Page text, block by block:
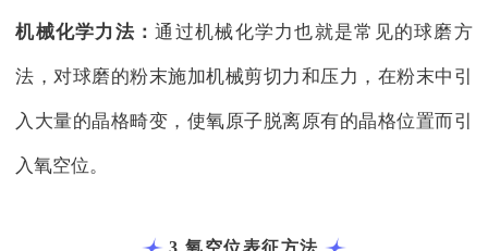
机械化学力法：通过机械化学力也就是常见的球磨方
法，对球磨的粉末施加机械剪切力和压力，在粉末中引
入大量的晶格畸变，使氧原子脱离原有的晶格位置而引
入氧空位。